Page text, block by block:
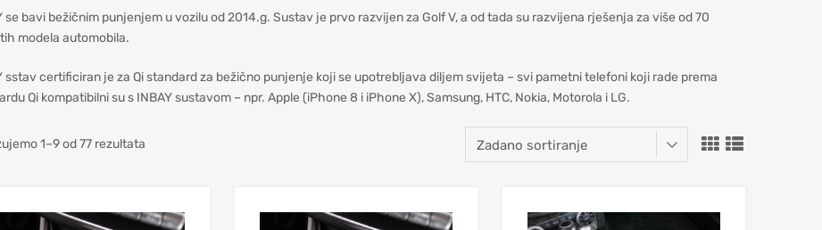
se bavi bežičnim punjenjem u vozilu od 2014.g. Sustav je prvo razvijen za Golf V, a od tada su razvijena rješenja za više od 70
modela automobila.
sstav certificiran je za Qi standard za bežično punjenje koji se upotrebljava diljem svijeta – svi pametni telefoni koji rade prema
Qi kompatibilni su s INBAY sustavom – npr. Apple (iPhone 8 i iPhone X), Samsung, HTC, Nokia, Motorola i LG.
1–9 od 77 rezultata